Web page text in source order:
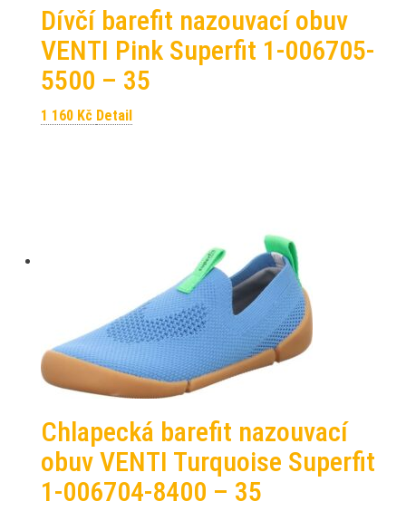
Dívčí barefit nazouvací obuv
VENTI Pink Superfit 1-006705-
5500 – 35
1 160 Kč Detail
Chlapecká barefit nazouvací
obuv VENTI Turquoise Superfit
1-006704-8400 – 35